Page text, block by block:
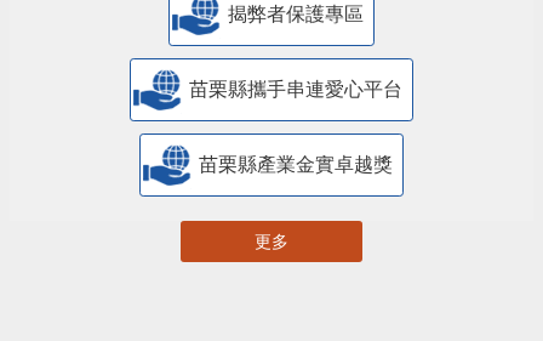
揭弊者保護專區
苗栗縣攜手串連愛心平台
苗栗縣產業金實卓越獎
更多